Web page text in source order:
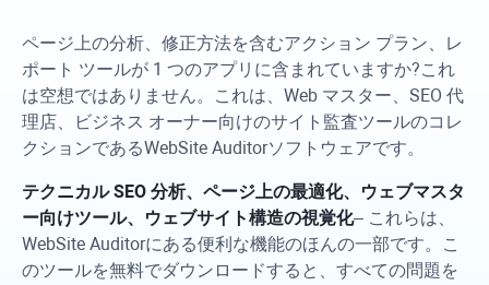
ページ上の分析、修正方法を含むアクション プラン、レ
ポート ツールが 1 つのアプリに含まれていますか?これ
は空想ではありません。これは、Web マスター、SEO 代
理店、ビジネス オーナー向けのサイト監査ツールのコレ
クションであるWebSite Auditorソフトウェアです。
テクニカル SEO 分析、ページ上の最適化、ウェブマスタ
ー向けツール、ウェブサイト構造の視覚化– これらは、
WebSite Auditorにある便利な機能のほんの一部です。こ
のツールを無料でダウンロードすると、すべての問題を